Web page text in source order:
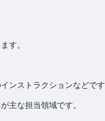
す。
ンストラクションなどです
主な担当領域です。